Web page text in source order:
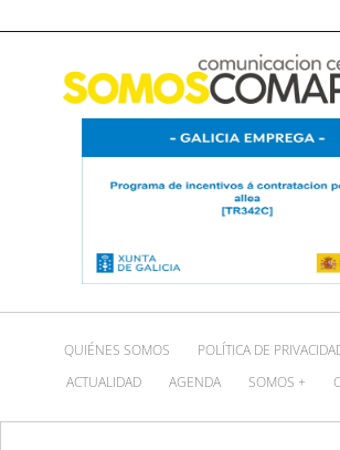
QUIÉNES SOMOS POLÍTICA DE
ACTUALIDAD
AGENDA SOMOS +